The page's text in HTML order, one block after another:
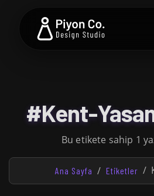
#Kent-
Bu etikete sahip 1
Ana Sayfa Etiketler